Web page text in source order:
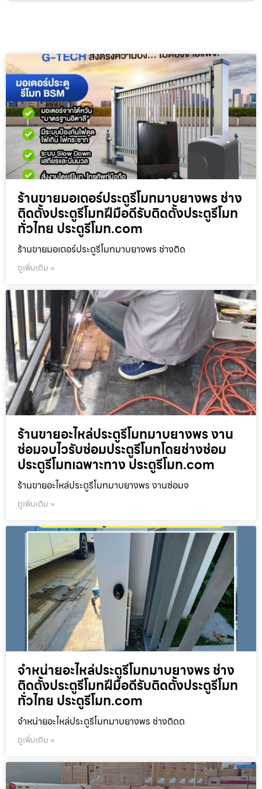
ร้านขายมอเตอร์ประตูรีโมทมาบยางพร ช่าง
ติดตั้งประตูรีโมทฝีมือดีรับติดตั้งประตูรีโมท
ทั่วไทย ประตูรีโมท.com
ร้านขายมอเตอร์ประตูรีโมทมาบยางพร ช่างติด
ดูเพิ่มเติม »
ร้านขายอะไหล่ประตูรีโมทมาบยางพร งาน
ซ่อมจบไวรับซ่อมประตูรีโมทโดยช่างซ่อม
ประตูรีโมทเฉพาะทาง ประตูรีโมท.com
ร้านขายอะไหล่ประตูรีโมทมาบยางพร งานซ่อมจ
ดูเพิ่มเติม »
จำหน่ายอะไหล่ประตูรีโมทมาบยางพร ช่าง
ติดตั้งประตูรีโมทฝีมือดีรับติดตั้งประตูรีโมท
ทั่วไทย ประตูรีโมท.com
จำหน่ายอะไหล่ประตูรีโมทมาบยางพร ช่างติดต
ดูเพิ่มเติม »